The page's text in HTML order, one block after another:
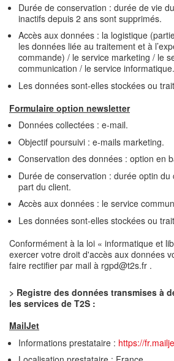
Durée de conservation : durée de vie
inactifs depuis 2 ans sont supprimés.
Accès aux données : la logistique
les données liée au traitement et à
commande) / le service marketing / le
communication / le service informatique.
Les données sont-elles stockées ou
Formulaire option newsletter
Données collectées : e-mail.
Objectif poursuivi : e-mails marketing.
Conservation des données : option en
Durée de conservation : durée optin du
part du client.
Accès aux données : le service
Les données sont-elles stockées ou
Conformément à la loi « informatique et
exercer votre droit d'accès aux données
faire rectifier par mail à rgpd@t2s.fr .
> Registre des données transmises à
les services de T2S :
MailJet
Informations prestataire : https://